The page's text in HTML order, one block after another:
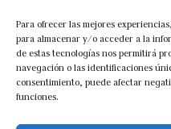
Para ofrecer las mejores
para almacenar y/o acceder a la
de estas tecnologías nos permitirá
navegación o las identificaciones
consentimiento, puede afectar
funciones.
Blog
LEGAL